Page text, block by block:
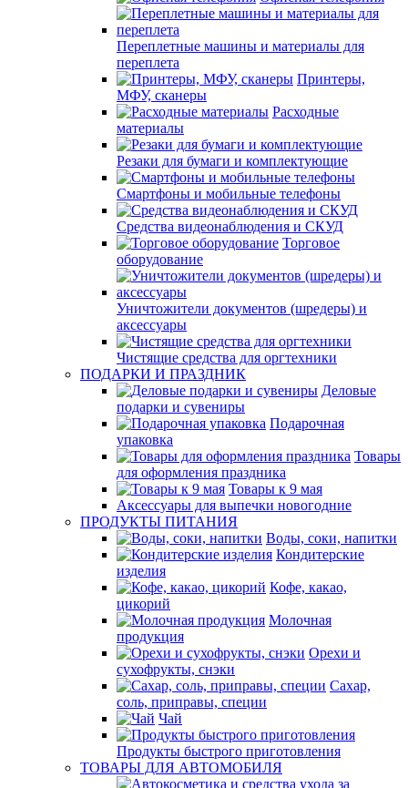
Переплетные машины и материалы для
переплета
Принтеры,
МФУ, сканеры
Расходные
материалы
Резаки для бумаги и комплектующие
Смартфоны и мобильные телефоны
Средства видеонаблюдения и СКУД
Торговое
оборудование
Уничтожители документов (шредеры) и
аксессуары
Чистящие средства для оргтехники
ПОДАРКИ И ПРАЗДНИК
Деловые
подарки и сувениры
Подарочная
упаковка
Товары
для оформления праздника
Товары к 9 мая
Аксессуары для выпечки новогодние
ПРОДУКТЫ ПИТАНИЯ
Воды, соки, напитки
Кондитерские
изделия
Кофе, какао,
цикорий
Молочная
продукция
Орехи и
сухофрукты, снэки
Сахар,
соль, приправы, специи
Чай
Продукты быстрого приготовления
ТОВАРЫ ДЛЯ АВТОМОБИЛЯ